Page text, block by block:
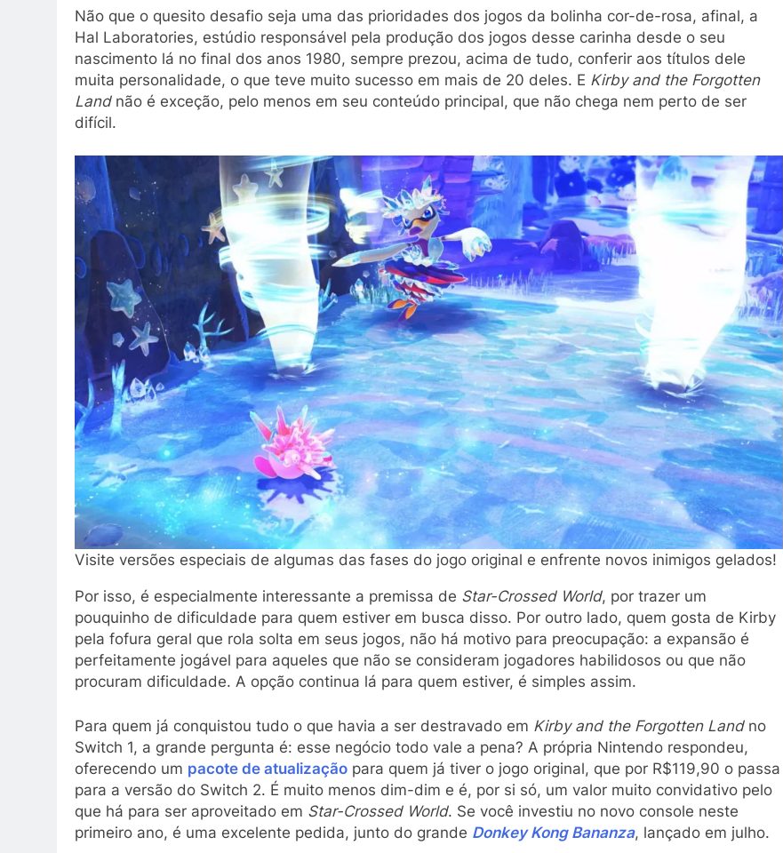
Não que o quesito desafio seja uma das prioridades dos jogos da bolinha cor-de-rosa, afinal, a
Hal Laboratories, estúdio responsável pela produção dos jogos desse carinha desde o seu
nascimento lá no final dos anos 1980, sempre prezou, acima de tudo, conferir aos títulos dele
muita personalidade, o que teve muito sucesso em mais de 20 deles. E Kirby and the Forgotten
Land não é exceção, pelo menos em seu conteúdo principal, que não chega nem perto de ser
difícil.
Visite versões especiais de algumas das fases do jogo original e enfrente novos inimigos gelados!
Por isso, é especialmente interessante a premissa de Star-Crossed World, por trazer um
pouquinho de dificuldade para quem estiver em busca disso. Por outro lado, quem gosta de Kirby
pela fofura geral que rola solta em seus jogos, não há motivo para preocupação: a expansão é
perfeitamente jogável para aqueles que não se consideram jogadores habilidosos ou que não
procuram dificuldade. A opção continua lá para quem estiver, é simples assim.
Para quem já conquistou tudo o que havia a ser destravado em Kirby and the Forgotten Land no
Switch 1, a grande pergunta é: esse negócio todo vale a pena? A própria Nintendo respondeu,
oferecendo um pacote de atualização para quem já tiver o jogo original, que por R$119,90 o passa
para a versão do Switch 2. É muito menos dim-dim e é, por si só, um valor muito convidativo pelo
que há para ser aproveitado em Star-Crossed World. Se você investiu no novo console neste
primeiro ano, é uma excelente pedida, junto do grande Donkey Kong Bananza, lançado em julho.